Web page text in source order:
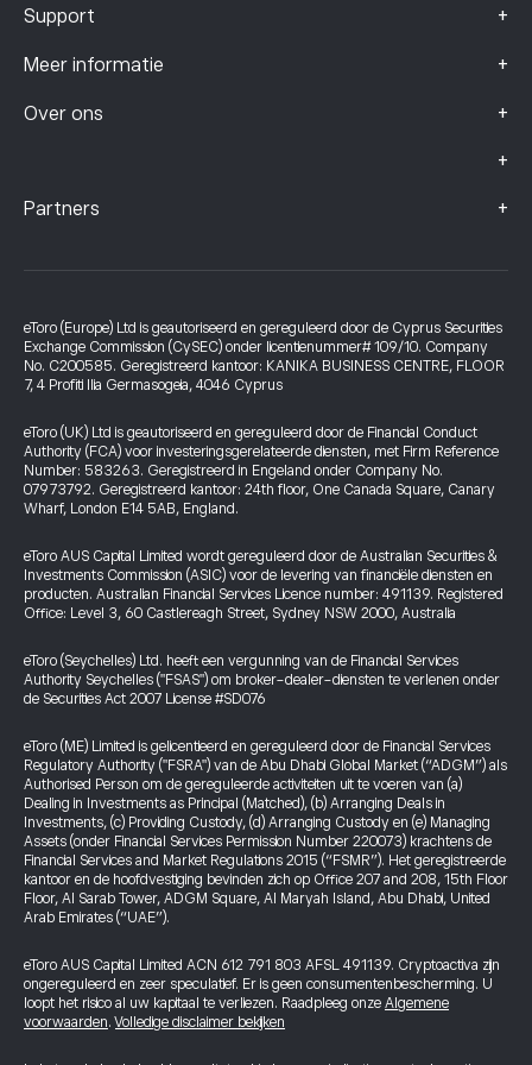
Support +
Meer informatie +
Over ons +
+
Partners +
eToro (Europe) Ltd is geautoriseerd en gereguleerd door de Cyprus Securities
Exchange Commission (CySEC) onder licentienummer# 109/10. Company
No. C200585. Geregistreerd kantoor: KANIKA BUSINESS CENTRE, FLOOR
7, 4 Profiti Ilia Germasogeia, 4046 Cyprus
eToro (UK) Ltd is geautoriseerd en gereguleerd door de Financial Conduct
Authority (FCA) voor investeringsgerelateerde diensten, met Firm Reference
Number: 583263. Geregistreerd in Engeland onder Company No.
07973792. Geregistreerd kantoor: 24th floor, One Canada Square, Canary
Wharf, London E14 5AB, England.
eToro AUS Capital Limited wordt gereguleerd door de Australian Securities &
Investments Commission (ASIC) voor de levering van financiële diensten en
producten. Australian Financial Services Licence number: 491139. Registered
Office: Level 3, 60 Castlereagh Street, Sydney NSW 2000, Australia
eToro (Seychelles) Ltd. heeft een vergunning van de Financial Services
Authority Seychelles ("FSAS") om broker-dealer-diensten te verlenen onder
de Securities Act 2007 License #SD076
eToro (ME) Limited is gelicentieerd en gereguleerd door de Financial Services
Regulatory Authority ("FSRA") van de Abu Dhabi Global Market (“ADGM”) als
Authorised Person om de gereguleerde activiteiten uit te voeren van (a)
Dealing in Investments as Principal (Matched), (b) Arranging Deals in
Investments, (c) Providing Custody, (d) Arranging Custody en (e) Managing
Assets (onder Financial Services Permission Number 220073) krachtens de
Financial Services and Market Regulations 2015 (“FSMR”). Het geregistreerde
kantoor en de hoofdvestiging bevinden zich op Office 207 and 208, 15th Floor
Floor, Al Sarab Tower, ADGM Square, Al Maryah Island, Abu Dhabi, United
Arab Emirates (“UAE”).
eToro AUS Capital Limited ACN 612 791 803 AFSL 491139. Cryptoactiva zijn
ongereguleerd en zeer speculatief. Er is geen consumentenbescherming. U
loopt het risico al uw kapitaal te verliezen. Raadpleeg onze Algemene
voorwaarden.Volledige disclaimer bekijken